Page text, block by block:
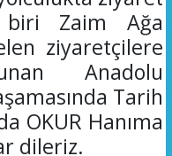
biri Zaim Ağa
ziyaretçilere
Anadolu
Tarih
OKUR Hanıma
dileriz.